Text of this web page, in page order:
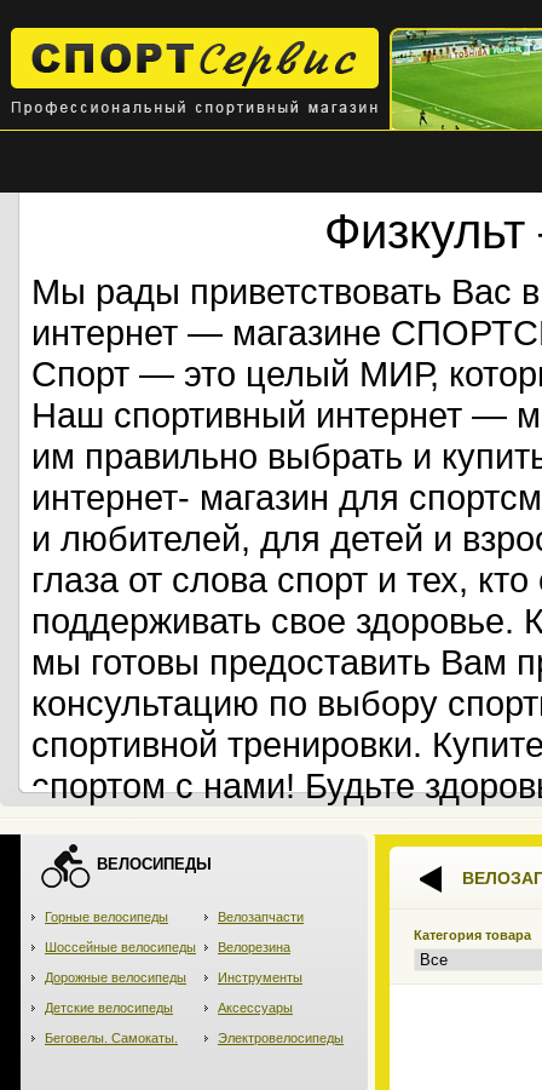
Мы рады приветствовать Вас
интернет — магазине
Спорт — это целый МИР,
Наш спортивный интернет —
им правильно выбрать и
интернет- магазин для
и любителей, для детей и
глаза от слова спорт и тех,
поддерживать свое
мы готовы предоставить Вам
консультацию по выбору
спортивной тренировки.
спортом с нами! Будьте
ВЕЛОСИПЕДЫ
Горные велосипеды
Шоссейные велосипеды
Дорожные велосипеды
Детские велосипеды
Беговелы. Самокаты.
Велозапчасти
Велорезина
Инструменты
Аксессуары
Электровелосипеды
Категория товара